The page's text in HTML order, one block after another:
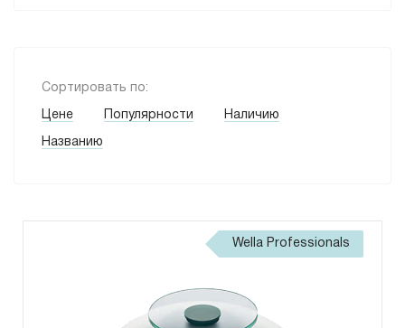
Сортировать по:
Цене Популярности Наличию
Названию
Wella Professionals